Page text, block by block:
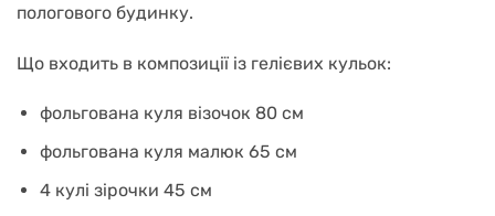
пологового будинку.
Що входить в композиції із гелієвих кульок:
фольгована куля візочок 80 см
фольгована куля малюк 65 см
4 кулі зірочки 45 см